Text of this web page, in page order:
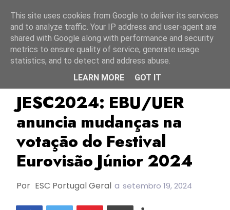
JESC2024 TOP
JESC2024: EBU/UER
anuncia mudanças na
votação do Festival
Eurovisão Júnior 2024
Por ESC Portugal Geral a setembro 19, 2024
This site uses cookies from Google to deliver its services
and to analyze traffic. Your IP address and user-agent are
shared with Google along with performance and security
metrics to ensure quality of service, generate usage
statistics, and to detect and address abuse.
LEARN MORE
GOT IT